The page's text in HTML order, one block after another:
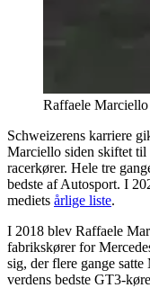
Raffaele
Schweizerens karriere
Marciello siden skiftet til
racerkører. Hele tre
bedste af Autosport. I
mediets årlige liste.
I 2018 blev Raffaele
fabrikskører for
sig, der flere gange
verdens bedste GT3-